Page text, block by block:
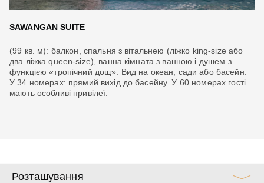
SAWANGAN SUITE
(99 кв. м): балкон, спальня з вітальнею (ліжко king-size або
два ліжка queen-size), ванна кімната з ванною і душем з
функцією «тропічний дощ». Вид на океан, сади або басейн.
У 34 номерах: прямий вихід до басейну. У 60 номерах гості
мають особливі привілеї.
Розташування